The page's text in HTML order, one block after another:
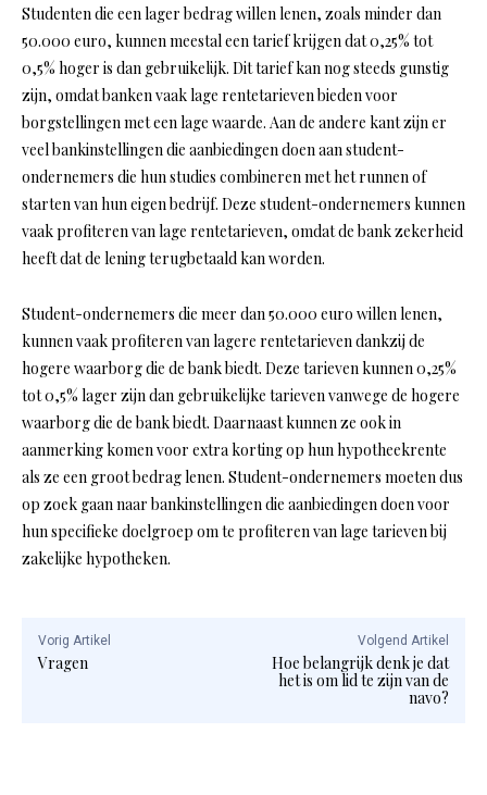
Studenten die een lager bedrag willen lenen, zoals minder dan
50.000 euro, kunnen meestal een tarief krijgen dat 0,25% tot
0,5% hoger is dan gebruikelijk. Dit tarief kan nog steeds gunstig
zijn, omdat banken vaak lage rentetarieven bieden voor
borgstellingen met een lage waarde. Aan de andere kant zijn er
veel bankinstellingen die aanbiedingen doen aan student-
ondernemers die hun studies combineren met het runnen of
starten van hun eigen bedrijf. Deze student-ondernemers kunnen
vaak profiteren van lage rentetarieven, omdat de bank zekerheid
heeft dat de lening terugbetaald kan worden.
Student-ondernemers die meer dan 50.000 euro willen lenen,
kunnen vaak profiteren van lagere rentetarieven dankzij de
hogere waarborg die de bank biedt. Deze tarieven kunnen 0,25%
tot 0,5% lager zijn dan gebruikelijke tarieven vanwege de hogere
waarborg die de bank biedt. Daarnaast kunnen ze ook in
aanmerking komen voor extra korting op hun hypotheekrente
als ze een groot bedrag lenen. Student-ondernemers moeten dus
op zoek gaan naar bankinstellingen die aanbiedingen doen voor
hun specifieke doelgroep om te profiteren van lage tarieven bij
zakelijke hypotheken.
Vorig Artikel
Vragen
Volgend Artikel
Hoe belangrijk denk je dat
het is om lid te zijn van de
navo?